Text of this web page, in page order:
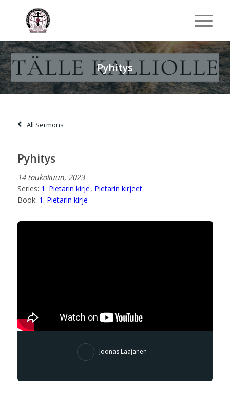
Pyhitys
All Sermons
Pyhitys
14 toukokuun, 2023
Series: 1. Pietarin kirje, Pietarin kirjeet
Book: 1. Pietarin kirje
Joonas Laajanen